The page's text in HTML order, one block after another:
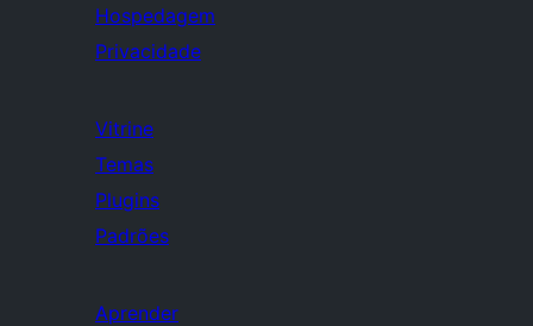
Hospedagem
Privacidade
Vitrine
Temas
Plugins
Padrões
Aprender